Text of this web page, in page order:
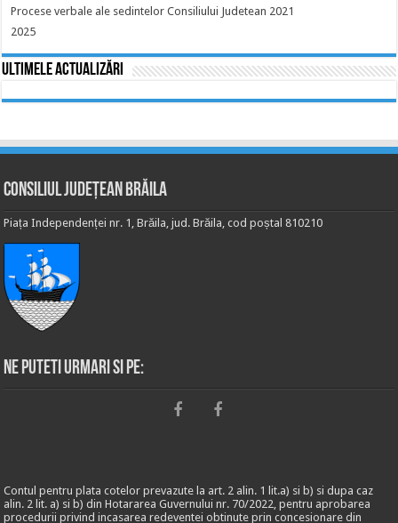
Procese verbale ale sedintelor Consiliului Judetean 2021
2025
Ultimele actualizări
Consiliul Județean Brăila
Piața Independenței nr. 1, Brăila, jud. Brăila, cod poștal 810210
Ne puteti urmari si pe:
Contul pentru plata cotelor prevazute la art. 2 alin. 1 lit.a) si b) si dupa caz
alin. 2 lit. a) si b) din Hotararea Guvernului nr. 70/2022, pentru aprobarea
procedurii privind incasarea redeventei obtinute prin concesionare din